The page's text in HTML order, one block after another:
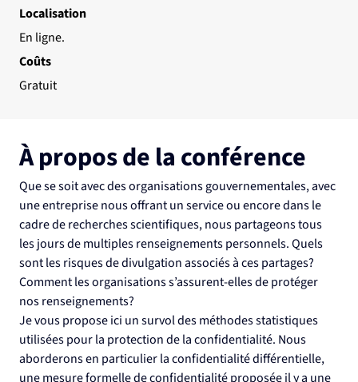
Localisation
En ligne.
Coûts
Gratuit
À propos de la conférence
Que se soit avec des organisations gouvernementales, avec
une entreprise nous offrant un service ou encore dans le
cadre de recherches scientifiques, nous partageons tous
les jours de multiples renseignements personnels. Quels
sont les risques de divulgation associés à ces partages?
Comment les organisations s’assurent-elles de protéger
nos renseignements?
Je vous propose ici un survol des méthodes statistiques
utilisées pour la protection de la confidentialité. Nous
aborderons en particulier la confidentialité différentielle,
une mesure formelle de confidentialité proposée il y a une